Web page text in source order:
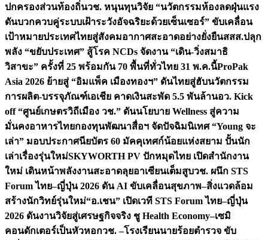
ปกครองส่วนท้องถิ่นวช. หนุนทุนวิจัย “นวัตกรรมห้องลดฝุ่นแรง
ดันบวกควบคู่ระบบเฝ้าระวังอัจฉริยะด้วยเซ็นเซอร์” ขับเคลื่อน
เป้าหมายประเทศไทยสู่สังคมอากาศสะอาดอย่างยั่งยืนสสส.ปลุก
พลัง “ขยับประเทศ” สู้โรค NCDs จัดงาน “เดิน-วิ่งสมาธิ
วิสาขะ” ครั้งที่ 25 พร้อมกัน 70 พื้นที่ทั่วไทย 31 พ.ค.นี้ProPak
Asia 2026 ย้ายสู่ “อิมแพ็ค เมืองทองฯ” ดันไทยสู่ฮับนวัตกรรม
การผลิต-บรรจุภัณฑ์เอเชีย คาดเงินสะพัด 5.5 พันล้านอว. Kick
off “ศูนย์เกษตรวิถีเมือง วช.” ดันนโยบาย Wellness สู่ความ
มั่นคงอาหารไทยกองทุนพัฒนาสื่อฯ จัดปัจฉิมนิเทศ “Young จะ
เล่า” มอบประกาศนียบัตร 60 มัคคุเทศก์น้อยแห่งสยาม ปั้นนัก
เล่าเรื่องรุ่นใหม่SKYWORTH PV ปักหมุดไทย เปิดสำนักงาน
ใหม่ เดินหน้าพลังงานสะอาดลุยอาเซียนเต็มสูบวช. ผนึก STS
Forum ไทย–ญี่ปุ่น 2026 ดัน AI ขับเคลื่อนสุขภาพ–สิ่งแวดล้อม
สร้างนักวิทย์รุ่นใหม่“อ.เชน” เปิดเวที STS Forum ไทย–ญี่ปุ่น
2026 ดันงานวิจัยสู่เศรษฐกิจจริง ชู Health Economy–เซมิ
คอนดักเตอร์เป็นหัวหอกวช. –โรงเรียนนายร้อยตำรวจ ขับ